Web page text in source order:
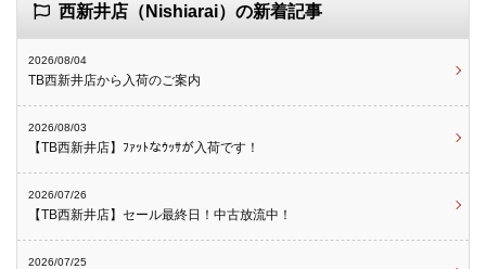
西新井店（Nishiarai）の新着記事
2026/08/04
TB西新井店から入荷のご案内
2026/08/03
【TB西新井店】ﾌｧｯﾄなｳｯｻが入荷です！
2026/07/26
【TB西新井店】セール最終日！中古放流中！
2026/07/25